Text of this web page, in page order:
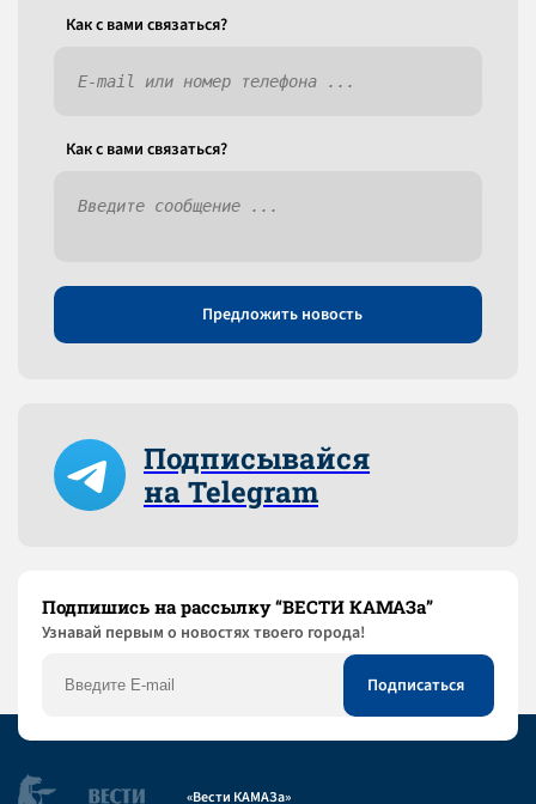
Как c вами связаться?
Как c вами связаться?
Предложить новость
Подписывайся
на Telegram
Подпишись на рассылку “ВЕСТИ КАМАЗа”
Узнaвай первым о новостях твоего города!
«Вести КАМАЗа»